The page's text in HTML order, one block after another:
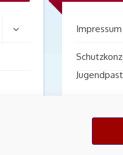
Impressum